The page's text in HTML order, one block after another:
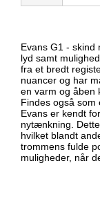
Evans G1 - skind
lyd samt
fra et bredt
nuancer og har
en varm og åben
Findes også som
Evans er kendt
nytænkning.
hvilket blandt
trommens fulde
muligheder, når